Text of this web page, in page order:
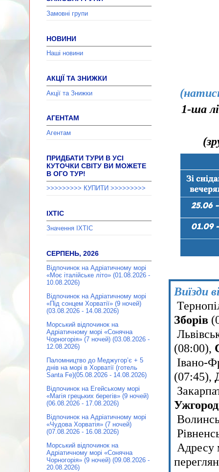
1-ша
Виїзди
Зборів
(08:00),
Івано-
(07:45),
Ужгород
Адресу
Замовні групи
НОВИНИ
Наші новини
АКЦІЇ ТА ЗНИЖКИ
Акції та Знижки
АГЕНТАМ
Агентам
ПРИДБАТИ ТУРИ В УСІ
КУТОЧКИ СВІТУ ВИ МОЖЕТЕ
В ОГО ТУР!
>>>>>>>>> КУПИТИ >>>>>>>>>
ІХТІС
Значення ІХТІС
СЕРПЕНЬ, 2026
Відпочинок на Адріатичному морі
«Моє італійське літо» (01.08.2026 -
10.08.2026)
Відпочинок на Адріатичному морі
«Під сонцем Хорватії» (9 ночей)
(03.08.2026 - 14.08.2026)
Морський відпочинок на
Адріатичному морі «Сонячна
Чорногорія» (7 ночей) (03.08.2026 -
12.08.2026)
Паломництво до Меджугор’є + 5
днів на морі в Хорватії (готель
Santa Fe)(05.08.2026 - 14.08.2026)
Відпочинок на Егейському морі
«Магія грецьких берегів» (9 ночей)
(06.08.2026 - 17.08.2026)
Відпочинок на Адріатичному морі
«Чудова Хорватія» (7 ночей)
(07.08.2026 - 16.08.2026)
Морський відпочинок на
Адріатичному морі «Сонячна
Чорногорія» (9 ночей) (09.08.2026 -
20.08.2026)